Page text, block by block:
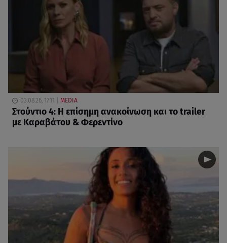
03.08.26, 17:11 MEDIA
Στούντιο 4: Η επίσημη ανακοίνωση και το trailer
με Καραβάτου & Φερεντίνο